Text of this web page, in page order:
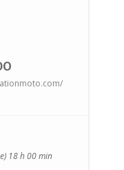
18 h 00 min